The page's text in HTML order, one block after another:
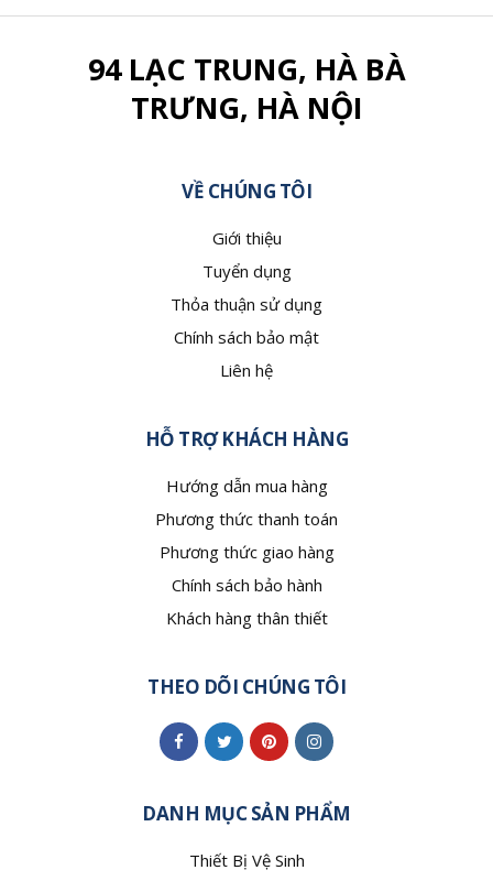
94 LẠC TRUNG, HÀ BÀ
TRƯNG, HÀ NỘI
VỀ CHÚNG TÔI
Giới thiệu
Tuyển dụng
Thỏa thuận sử dụng
Chính sách bảo mật
Liên hệ
HỖ TRỢ KHÁCH HÀNG
Hướng dẫn mua hàng
Phương thức thanh toán
Phương thức giao hàng
Chính sách bảo hành
Khách hàng thân thiết
THEO DÕI CHÚNG TÔI
DANH MỤC SẢN PHẨM
Thiết Bị Vệ Sinh